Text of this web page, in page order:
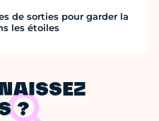
de sorties pour garder la
les étoiles
?